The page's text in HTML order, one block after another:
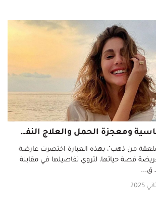
بين التجارب القاسية ومعجزة الحمل والعلاج النفسي... نور عريضة تروي القصة الكاملة!
من ذهب"، بهذه العبارة اختصرت عارضة
عريضة قصة حياتها، لتروي تفاصيلها في مقابلة
ق...